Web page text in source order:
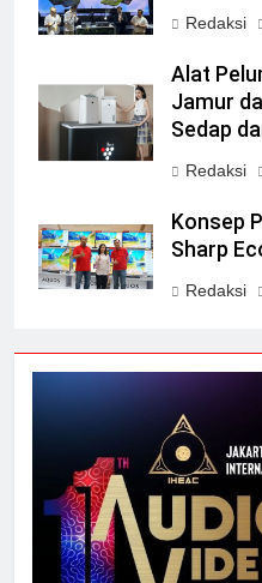
Redaksi
Alat
Jamur
Sedap
Redaksi
Konsep
Sharp
Redaksi